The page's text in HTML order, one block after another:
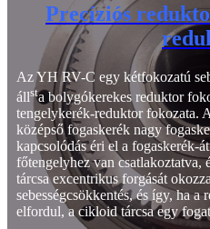
Precíziós
Az YH RV-C egy kétfokozatú
állsta bolygókerekes reduktor
tengelykerék-reduktor fokozata.
középső fogaskerék nagy
kapcsolódás éri el a fogaskerék-
főtengelyhez van csatlakoztatva,
tárcsa excentrikus forgását
sebességcsökkentés, és így, ha a
elfordul, a cikloid tárcsa egy